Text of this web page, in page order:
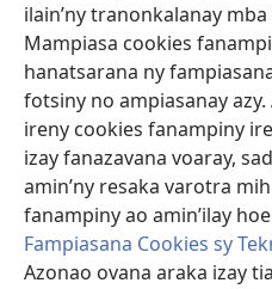
ilain’ny tranonkalanay
Mampiasa cookies
hanatsarana ny
fotsiny no ampiasanay
ireny cookies fanampiny
izay fanazavana voaray,
amin’ny resaka varotra
fanampiny ao amin’ilay hoe
Fampiasana Cookies sy
Azonao ovana araka izay
FITEHIRIZAM-BOKIN’NY
(manokatra
rohy)
JW Hub
(manokatra
rohy)
JW Library
Watchtower Library ®